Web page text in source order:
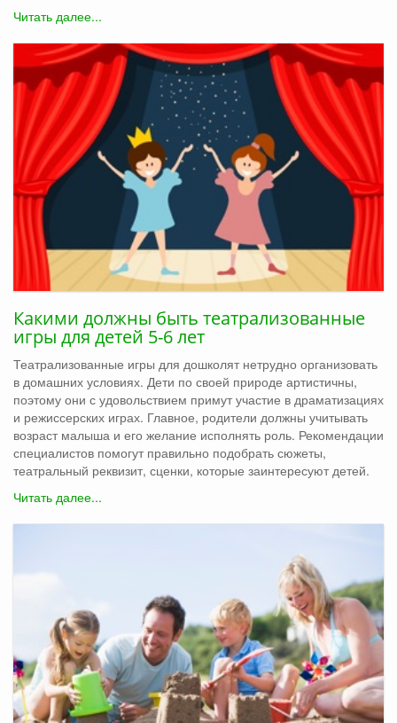
Читать далее...
Какими должны быть театрализованные
игры для детей 5-6 лет
Театрализованные игры для дошколят нетрудно организовать
в домашних условиях. Дети по своей природе артистичны,
поэтому они с удовольствием примут участие в драматизациях
и режиссерских играх. Главное, родители должны учитывать
возраст малыша и его желание исполнять роль. Рекомендации
специалистов помогут правильно подобрать сюжеты,
театральный реквизит, сценки, которые заинтересуют детей.
Читать далее...